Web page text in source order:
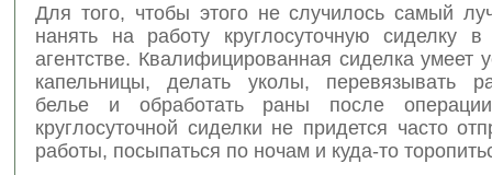
Для того, чтобы этого не случилось самый
нанять на работу круглосуточную сиделку в
агентстве. Квалифицированная сиделка умеет
капельницы, делать уколы, перевязывать
белье и обработать раны после
круглосуточной сиделки не придется часто
работы, посыпаться по ночам и куда-то